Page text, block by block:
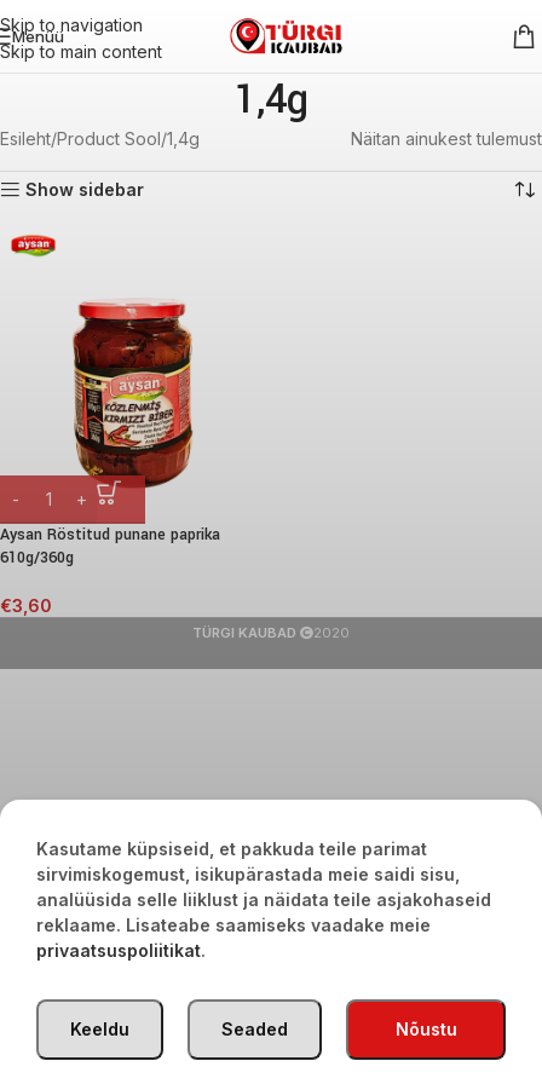
Skip to navigation
Skip to main content
Menüü
1,4g
Esileht Product Sool 1,4g Näitan ainukest tulemust
Show sidebar
Aysan Röstitud punane paprika
610g/360g
€3,60
TÜRGI KAUBAD 2020
Kasutame küpsiseid, et pakkuda teile parimat
sirvimiskogemust, isikupärastada meie saidi sisu,
analüüsida selle liiklust ja näidata teile asjakohaseid
reklaame. Lisateabe saamiseks vaadake meie
privaatsuspoliitikat.
Nõustu
Seaded
Keeldu